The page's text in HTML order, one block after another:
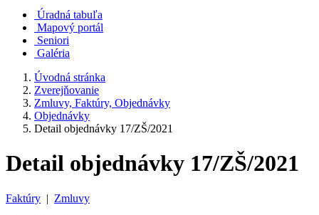
Úradná tabuľa
Mapový portál
Seniori
Galéria
Úvodná stránka
Zverejňovanie
Zmluvy, Faktúry, Objednávky
Objednávky
Detail objednávky 17/ZŠ/2021
Detail objednávky 17/ZŠ/2021
Faktúry | Zmluvy